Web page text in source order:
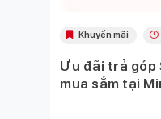
Khuyến mãi
Ưu đãi trả góp
mua sắm tại